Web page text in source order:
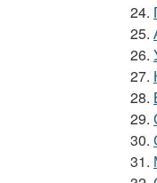
24.
25.
26.
27.
28.
29.
30.
31.